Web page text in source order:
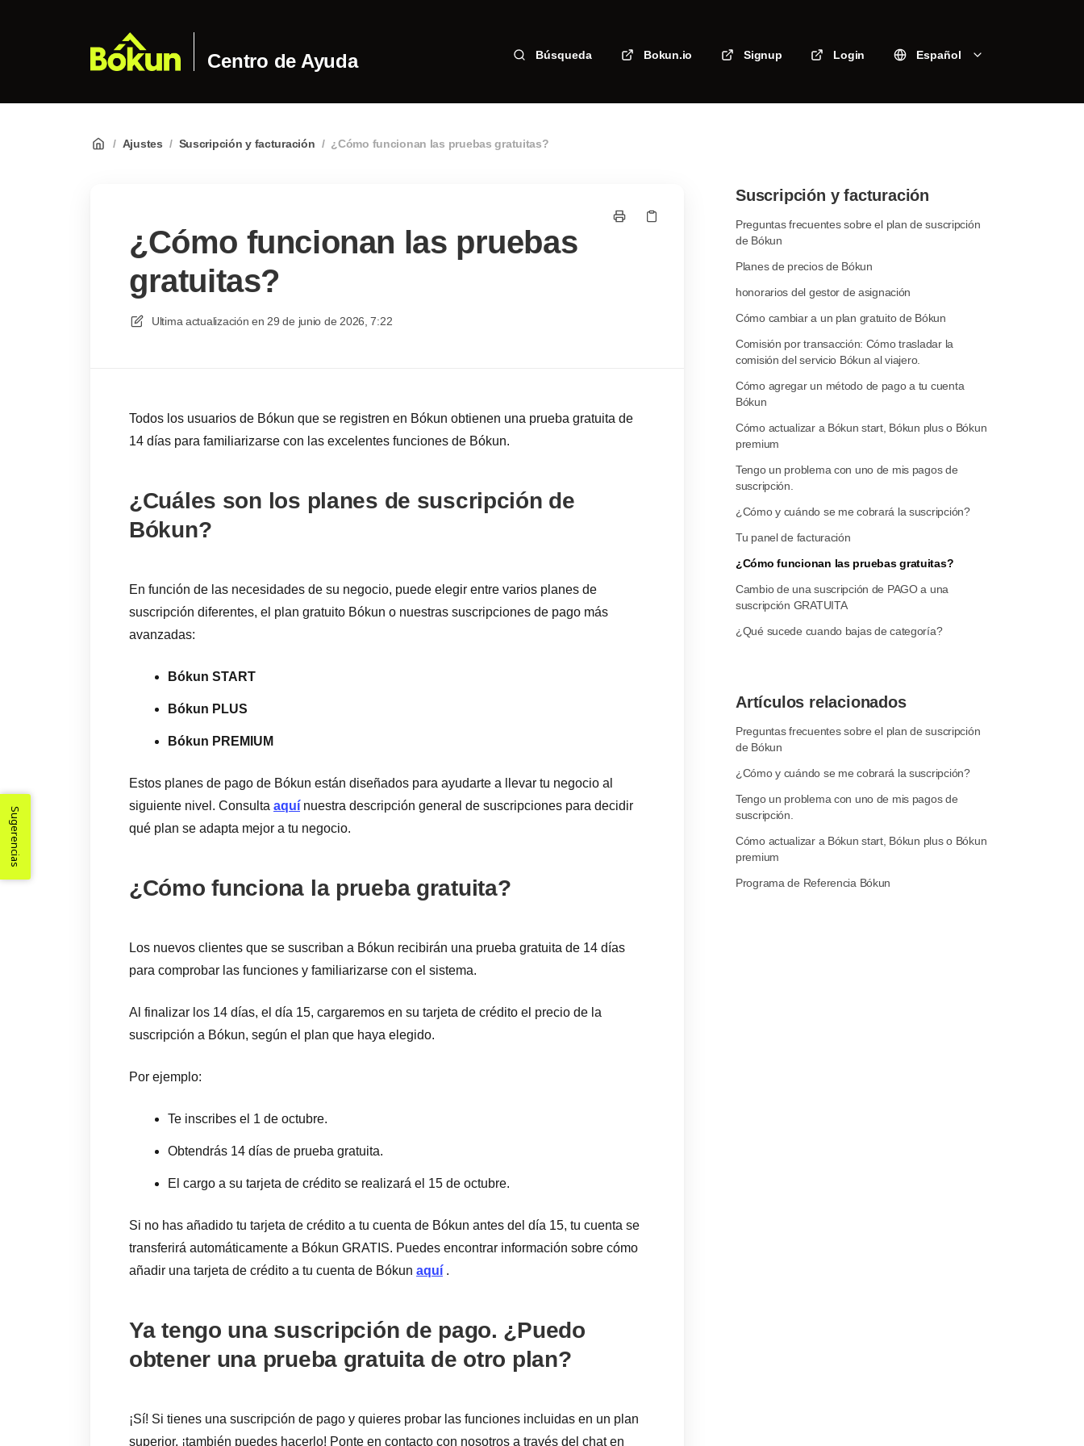
Centro de Ayuda Búsqueda Bokun.io Signup Login Español
/ Ajustes / Suscripción y facturación / ¿Cómo funcionan las pruebas gratuitas?
¿Cómo funcionan las pruebas
gratuitas?
Ultima actualización en 29 de junio de 2026, 7:22
Todos los usuarios de Bókun que se registren en Bókun obtienen una prueba gratuita de
14 días para familiarizarse con las excelentes funciones de Bókun.
¿Cuáles son los planes de suscripción de
Bókun?
En función de las necesidades de su negocio, puede elegir entre varios planes de
suscripción diferentes, el plan gratuito Bókun o nuestras suscripciones de pago más
avanzadas:
Bókun START
Bókun PLUS
Bókun PREMIUM
Estos planes de pago de Bókun están diseñados para ayudarte a llevar tu negocio al
siguiente nivel. Consulta aquí nuestra descripción general de suscripciones para decidir
qué plan se adapta mejor a tu negocio.
¿Cómo funciona la prueba gratuita?
Los nuevos clientes que se suscriban a Bókun recibirán una prueba gratuita de 14 días
para comprobar las funciones y familiarizarse con el sistema.
Al finalizar los 14 días, el día 15, cargaremos en su tarjeta de crédito el precio de la
suscripción a Bókun, según el plan que haya elegido.
Por ejemplo:
Te inscribes el 1 de octubre.
Obtendrás 14 días de prueba gratuita.
El cargo a su tarjeta de crédito se realizará el 15 de octubre.
Si no has añadido tu tarjeta de crédito a tu cuenta de Bókun antes del día 15, tu cuenta se
transferirá automáticamente a Bókun GRATIS. Puedes encontrar información sobre cómo
añadir una tarjeta de crédito a tu cuenta de Bókun aquí .
Ya tengo una suscripción de pago. ¿Puedo
obtener una prueba gratuita de otro plan?
¡Sí! Si tienes una suscripción de pago y quieres probar las funciones incluidas en un plan
superior, ¡también puedes hacerlo! Ponte en contacto con nosotros a través del chat en
Suscripción y facturación
Preguntas frecuentes sobre el plan de suscripción
de Bókun
Planes de precios de Bókun
honorarios del gestor de asignación
Cómo cambiar a un plan gratuito de Bókun
Comisión por transacción: Cómo trasladar la
comisión del servicio Bókun al viajero.
Cómo agregar un método de pago a tu cuenta
Bókun
Cómo actualizar a Bókun start, Bókun plus o Bókun
premium
Tengo un problema con uno de mis pagos de
suscripción.
¿Cómo y cuándo se me cobrará la suscripción?
Tu panel de facturación
¿Cómo funcionan las pruebas gratuitas?
Cambio de una suscripción de PAGO a una
suscripción GRATUITA
¿Qué sucede cuando bajas de categoría?
Artículos relacionados
Preguntas frecuentes sobre el plan de suscripción
de Bókun
¿Cómo y cuándo se me cobrará la suscripción?
Tengo un problema con uno de mis pagos de
suscripción.
Cómo actualizar a Bókun start, Bókun plus o Bókun
premium
Programa de Referencia Bókun
Sugerencias